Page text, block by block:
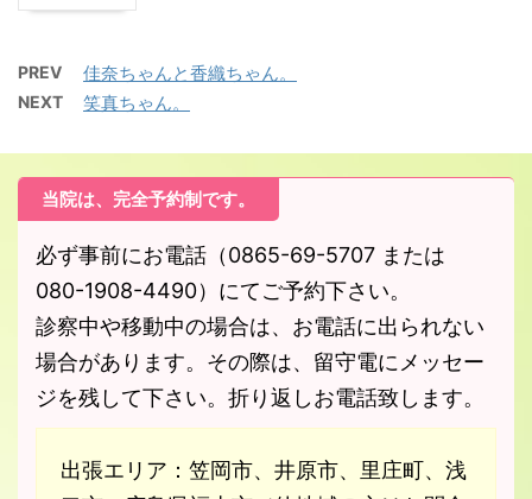
PREV 佳奈ちゃんと香織ちゃん。
NEXT 笑真ちゃん。
当院は、完全予約制です。
必ず事前にお電話（0865-69-5707 または
080-1908-4490）にてご予約下さい。
診察中や移動中の場合は、お電話に出られない
場合があります。その際は、留守電にメッセー
ジを残して下さい。折り返しお電話致します。
出張エリア：笠岡市、井原市、里庄町、浅